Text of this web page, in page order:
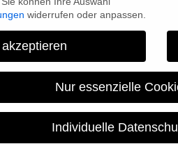
MAKE LOVE
Format mit Ann-Marlene
für die nächste Staffel sind
widerrufen oder anpassen.
Nur essenzielle
Individuelle